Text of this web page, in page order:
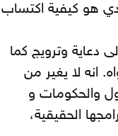
هو كيفية اكتساب
دعاية وترويج كما
جدواه. انه لا يغير من
والحكومات و
الحقيقية،